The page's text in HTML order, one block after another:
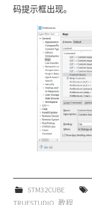
码提示框出现。
STM32CUBE
TRUESTUDIO ,教程